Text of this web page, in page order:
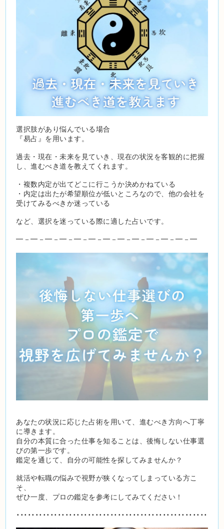
選択肢があり悩んでいる場合
『易占』を用います。
過去・現在・未来を見ていき、現在の状況を客観的に把握
し、進むべき道を教えてくれます。
・複数内定が出てどこに行こうか決めかねている
・内定は出たが希望順位が低いところなので、他の会社を
受けてみるべきか迷っている
など、選択を迷っている際に適した占いです。
━－━－━－━－━－━－━－━－━－━－━－━－━
あなたの状況に応じた占術を用いて、進むべき方向へ丁寧
に導きます。
自分の本質に合った仕事を知ることは、後悔しない仕事選
びの第一歩です。
鑑定を通じて、自分の可能性を探してみませんか？
就活や転職の悩みで視野が狭くなってしまっている方こ
そ、
ぜひ一度、プロの鑑定を参考にしてみてください！
･･･････････････････････････････････････････････････